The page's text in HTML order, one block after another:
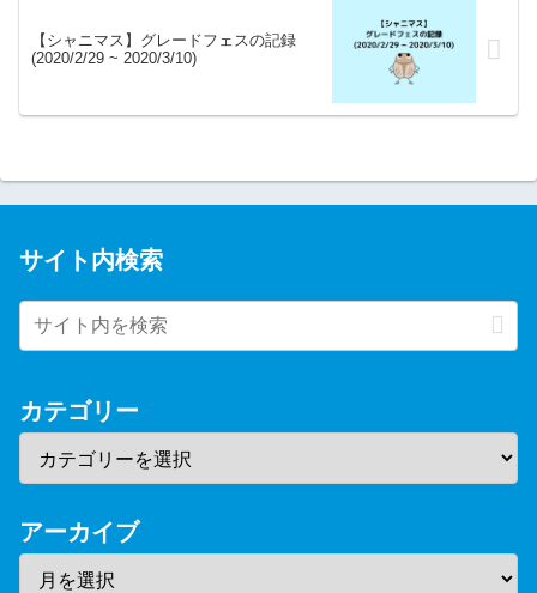
【シャニマス】グレードフェスの記録
(2020/2/29 ~ 2020/3/10)
サイト内検索
カテゴリー
アーカイブ